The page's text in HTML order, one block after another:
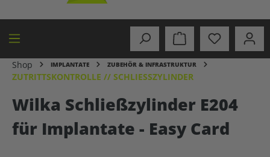
Shop IMPLANTATE ZUBEHÖR & INFRASTRUKTUR
ZUTRITTSKONTROLLE // SCHLIESSZYLINDER
Wilka Schließzylinder E204
für Implantate - Easy Card